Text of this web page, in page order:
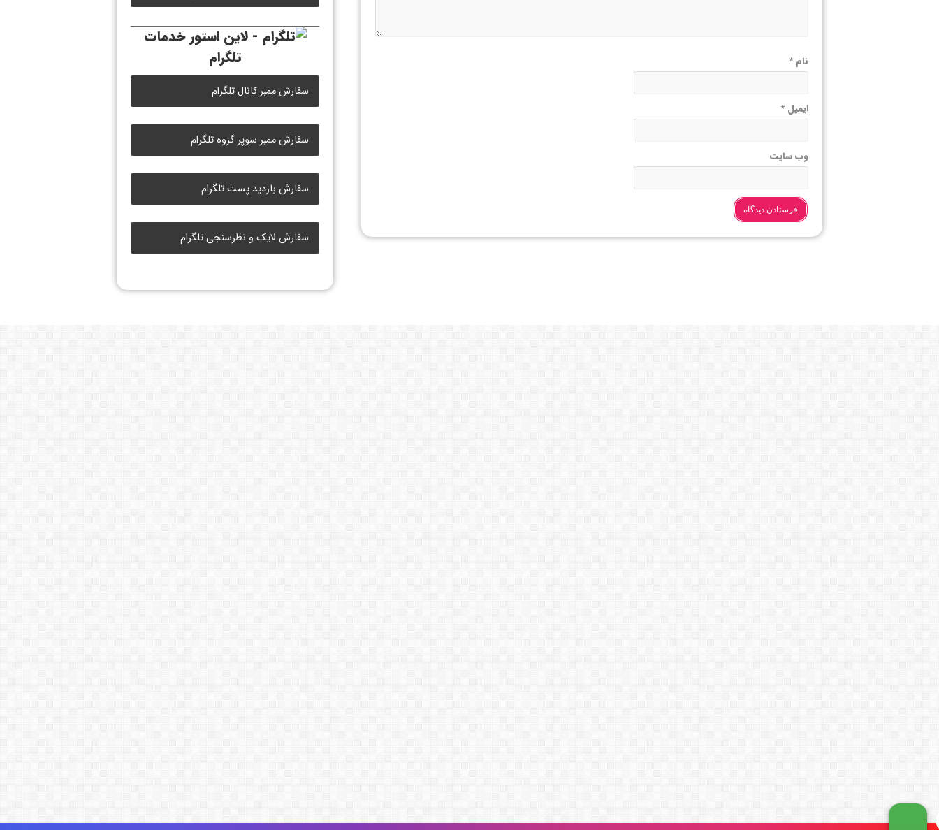
نام*
ایمیل*
وب‌ سایت
خدمات
تلگرام
سفارش ممبر کانال تلگرام
سفارش ممبر سوپر گروه تلگرام
سفارش بازدید پست تلگرام
سفارش لایک و نظرسنجی تلگرام